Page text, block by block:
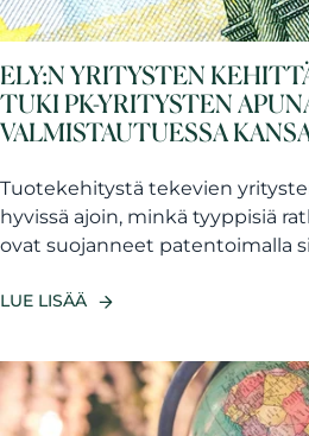
ELY:N YRITYSTEN
TUKI PK-YRITYSTEN
VALMISTAUTUESSA
Tuotekehitystä tekevien
hyvissä ajoin, minkä tyyppisiä
ovat suojanneet patentoimalla
LUE LISÄÄ